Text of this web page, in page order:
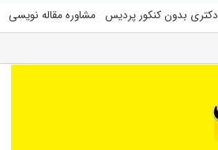
دکتری بدون کنکور پردیس مشاوره مقاله نویسی